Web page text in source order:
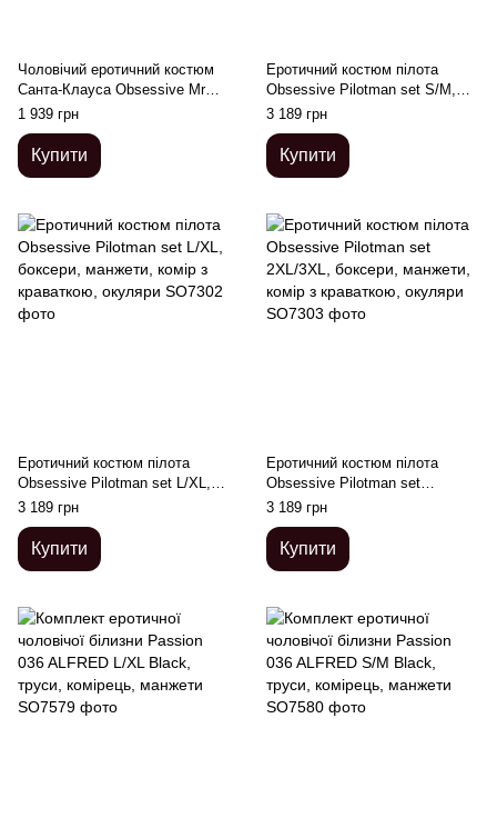
Чоловічий еротичний костюм
Санта-Клауса Obsessive Mr
Claus 2XL/3XL, боксери на
підтяжках, шапочка з
1 939 грн
Купити
Еротичний костюм пілота
Obsessive Pilotman set S/M,
боксери, манжети, комір з
краваткою, окуляри
3 189 грн
Купити
Еротичний костюм пілота
Obsessive Pilotman set L/XL,
боксери, манжети, комір з
краваткою, окуляри
3 189 грн
Купити
Еротичний костюм пілота
Obsessive Pilotman set
2XL/3XL, боксери, манжети,
комір з краваткою, окуляри
3 189 грн
Купити